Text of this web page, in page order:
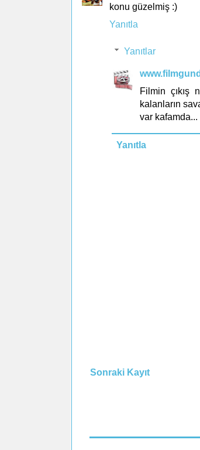
konu güzelmiş :)
Yanıtla
Yanıtlar
Filmin çıkış
kalanların
var kafamda...
Yanıtla
Sonraki Kayıt